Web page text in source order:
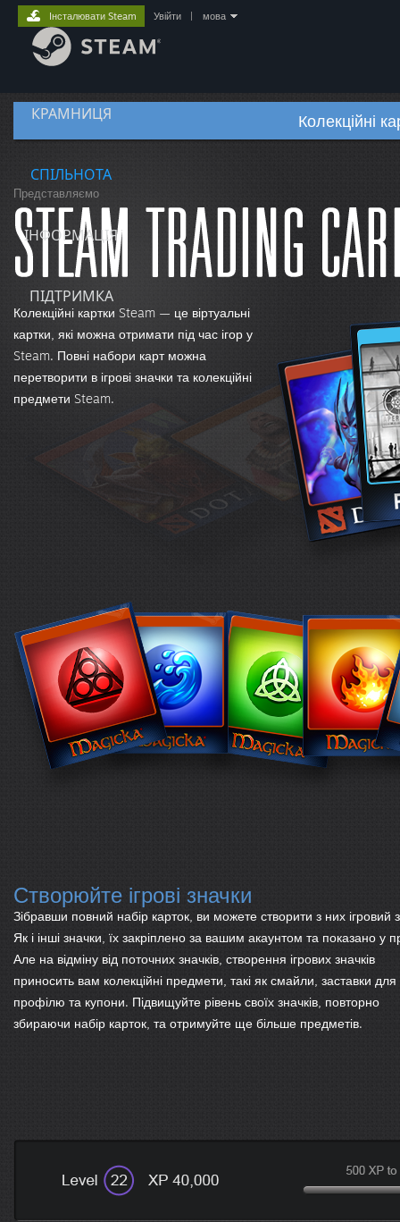
КРАМНИЦЯ
СПІЛЬНОТА
ІНФОРМАЦІЯ
ПІДТРИМКА
Інсталювати Steam Увійти мова
Колекційні
Представляємо
Колекційні картки Steam — це віртуальні
картки, які можна отримати під час ігор у
Steam. Повні набори карт можна
перетворити в ігрові значки та колекційні
предмети Steam.
Створюйте ігрові значки
Зібравши повний набір карток, ви можете створити з них ігровий
Як і інші значки, їх закріплено за вашим акаунтом та показано у
Але на відміну від поточних значків, створення ігрових значків
приносить вам колекційні предмети, такі як смайли, заставки для
профілю та купони. Підвищуйте рівень своїх значків, повторно
збираючи набір карток, та отримуйте ще більше предметів.